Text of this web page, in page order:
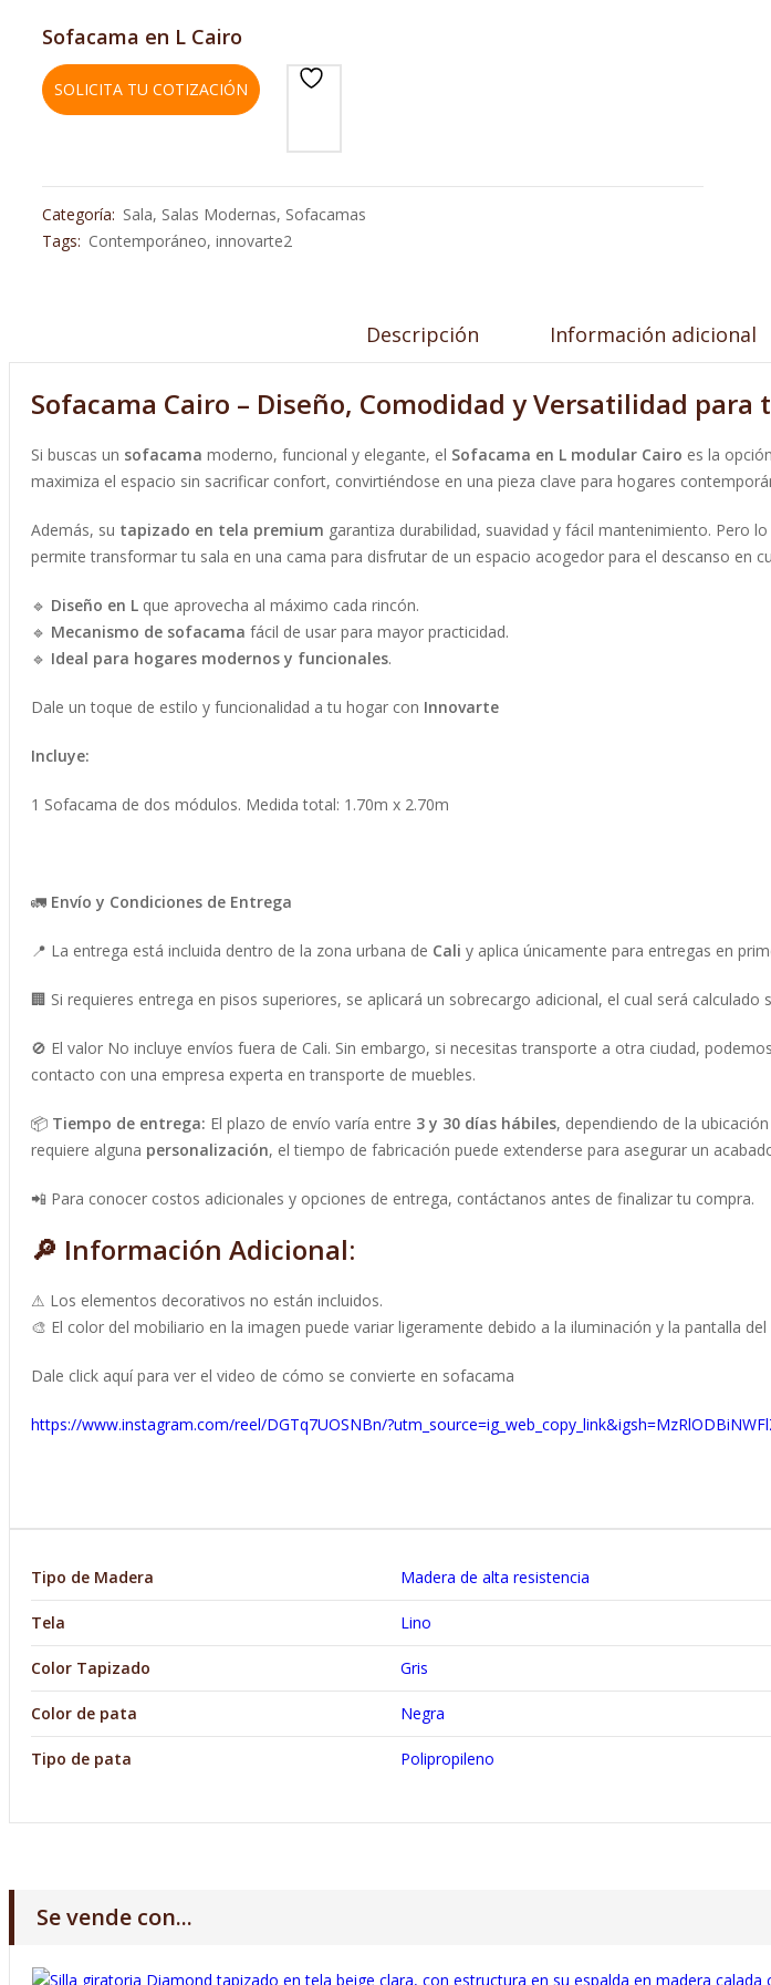
Sofacama en L Cairo
SOLICITA TU COTIZACIÓN
Categoría: Sala, Salas Modernas, Sofacamas
Tags: Contemporáneo, innovarte2
Descripción Información adicional
Sofacama Cairo – Diseño, Comodidad y Versatilidad para
Si buscas un sofacama moderno, funcional y elegante, el Sofacama en L modular Cairo es la
maximiza el espacio sin sacrificar confort, convirtiéndose en una pieza clave para hogares
Además, su tapizado en tela premium garantiza durabilidad, suavidad y fácil mantenimiento. Pero
permite transformar tu sala en una cama para disfrutar de un espacio acogedor para el descanso en
🔹 Diseño en L que aprovecha al máximo cada rincón.
🔹 Mecanismo de sofacama fácil de usar para mayor practicidad.
🔹 Ideal para hogares modernos y funcionales.
Dale un toque de estilo y funcionalidad a tu hogar con Innovarte
Incluye:
1 Sofacama de dos módulos. Medida total: 1.70m x 2.70m
🚛 Envío y Condiciones de Entrega
📍 La entrega está incluida dentro de la zona urbana de Cali y aplica únicamente para entregas en
🏢 Si requieres entrega en pisos superiores, se aplicará un sobrecargo adicional, el cual será calculado
🚫 El valor No incluye envíos fuera de Cali. Sin embargo, si necesitas transporte a otra ciudad,
contacto con una empresa experta en transporte de muebles.
📦 Tiempo de entrega: El plazo de envío varía entre 3 y 30 días hábiles, dependiendo de la
requiere alguna personalización, el tiempo de fabricación puede extenderse para asegurar un
📲 Para conocer costos adicionales y opciones de entrega, contáctanos antes de finalizar tu compra.
🔎 Información Adicional:
⚠ Los elementos decorativos no están incluidos.
🎨 El color del mobiliario en la imagen puede variar ligeramente debido a la iluminación y la pantalla
Dale click aquí para ver el video de cómo se convierte en sofacama
https://www.instagram.com/reel/DGTq7UOSNBn/
Tipo de Madera Madera de alta resistencia
Tela Lino
Color Tapizado Gris
Color de pata Negra
Tipo de pata Polipropileno
Se vende con...